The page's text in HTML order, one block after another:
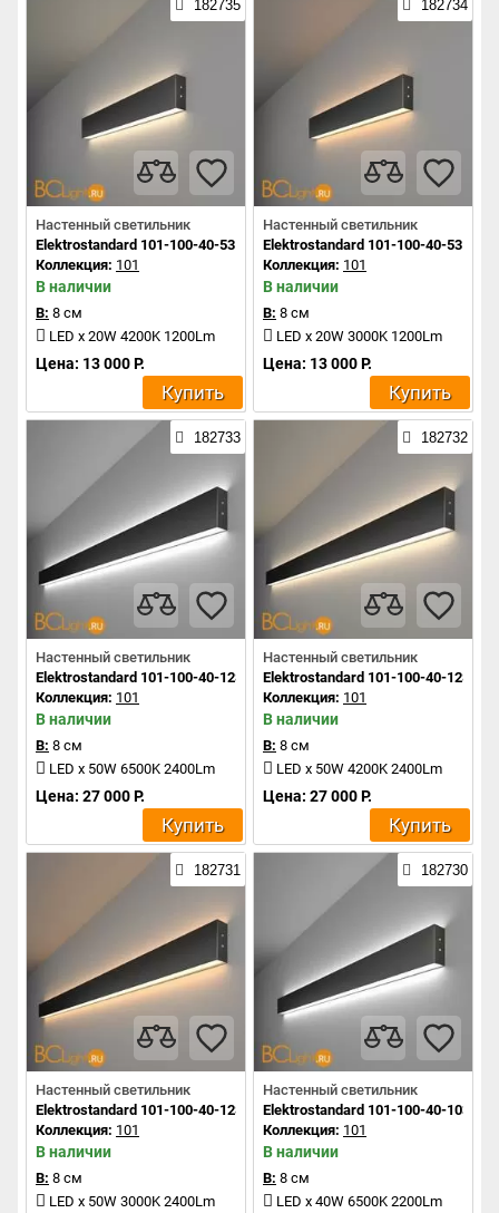
182735
Настенный светильник
Elektrostandard 101-100-40-53 a042924
Коллекция: 101
В наличии
В: 8 см
LED x 20W 4200K 1200Lm
Цена: 13 000 Р.
Купить
182734
Настенный светильник
Elektrostandard 101-100-40-53
Коллекция: 101
В наличии
В: 8 см
LED x 20W 3000K 1200Lm
Цена: 13 000 Р.
Купить
182733
Настенный светильник
Elektrostandard 101-100-40-128 a042922
Коллекция: 101
В наличии
В: 8 см
LED x 50W 6500K 2400Lm
Цена: 27 000 Р.
Купить
182732
Настенный светильник
Elektrostandard 101-100-40-128
Коллекция: 101
В наличии
В: 8 см
LED x 50W 4200K 2400Lm
Цена: 27 000 Р.
Купить
182731
Настенный светильник
Elektrostandard 101-100-40-128 a042920
Коллекция: 101
В наличии
В: 8 см
LED x 50W 3000K 2400Lm
182730
Настенный светильник
Elektrostandard 101-100-40-103
Коллекция: 101
В наличии
В: 8 см
LED x 40W 6500K 2200Lm